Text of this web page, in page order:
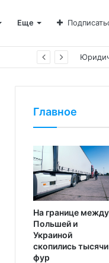
Еще
Главное
На границе между
Польшей и
Украиной
скопились тысячи
фур